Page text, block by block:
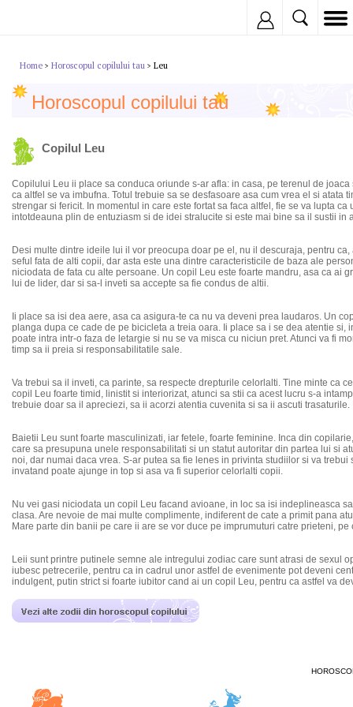
Home > Horoscopul copilului tau > Leu
Horoscopul copilului tau
Copilul Leu
Copilului Leu ii place sa conduca oriunde s-ar afla: in casa, pe terenul de
ca altfel se va imbufna. Totul trebuie sa se desfasoare asa cum vrea el si atata
strengar si fericit. In momentul in care este fortat sa faca altfel, fie se va lupta
intotdeauna plin de entuziasm si de idei stralucite si este mai bine sa il sustii in
Desi multe dintre ideile lui il vor preocupa doar pe el, nu il descuraja, pentru
seful fata de alti copii, dar asta este una dintre caracteristicile de baza ale
niciodata de fata cu alte persoane. Un copil Leu este foarte mandru, asa ca ai
lui de lider, dar si sa-l inveti sa accepte sa fie condus de altii.
Ii place sa isi dea aere, asa ca asigura-te ca nu va deveni prea laudaros. Un
planga dupa ce cade de pe bicicleta a treia oara. Ii place sa i se dea atentie
poate intra intr-o faza de letargie si nu se va misca cu niciun pret. Atunci va fi
timp sa ii preia si responsabilitatile sale.
Va trebui sa il inveti, ca parinte, sa respecte drepturile celorlalti. Tine minte ca
copil Leu foarte timid, linistit si interiorizat, atunci sa stii ca acest lucru s-a
trebuie doar sa il apreciezi, sa ii acorzi atentia cuvenita si sa ii ascuti
Baietii Leu sunt foarte masculinizati, iar fetele, foarte feminine. Inca din
care sa presupuna unele responsabilitati si un statut autoritar din partea lui si
noi, dar numai daca vrea. S-ar putea sa fie lenes in privinta studiilor si va
invatand poate ajunge in top si asa va fi superior celorlalti copii.
Nu vei gasi niciodata un copil Leu facand avioane, in loc sa isi indeplineasca
clasa. Are nevoie de mai multe complimente, indiferent de cate a primit pana
Mare parte din banii pe care ii are se vor duce pe imprumuturi catre prieteni,
Leii sunt printre putinele semne ale intregului zodiac care sunt atrasi de sexul
iubesc petrecerile, pentru ca in cadrul unor astfel de evenimente pot deveni
indulgent, putin strict si foarte iubitor cand ai un copil Leu, pentru ca astfel va